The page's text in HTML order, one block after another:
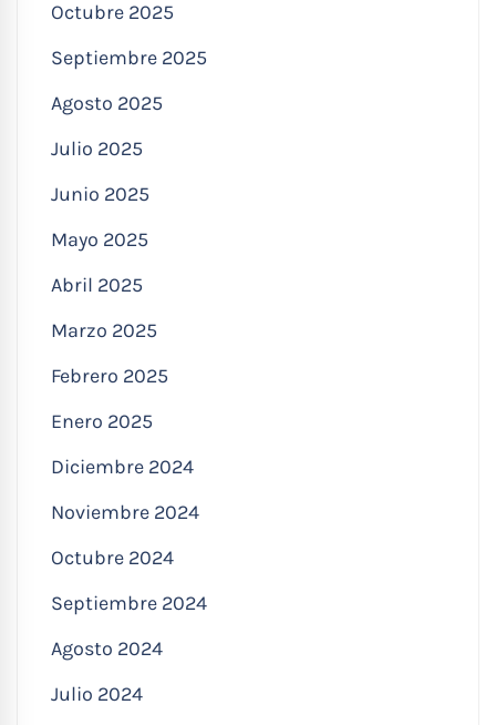
Octubre 2025
Septiembre 2025
Agosto 2025
Julio 2025
Junio 2025
Mayo 2025
Abril 2025
Marzo 2025
Febrero 2025
Enero 2025
Diciembre 2024
Noviembre 2024
Octubre 2024
Septiembre 2024
Agosto 2024
Julio 2024